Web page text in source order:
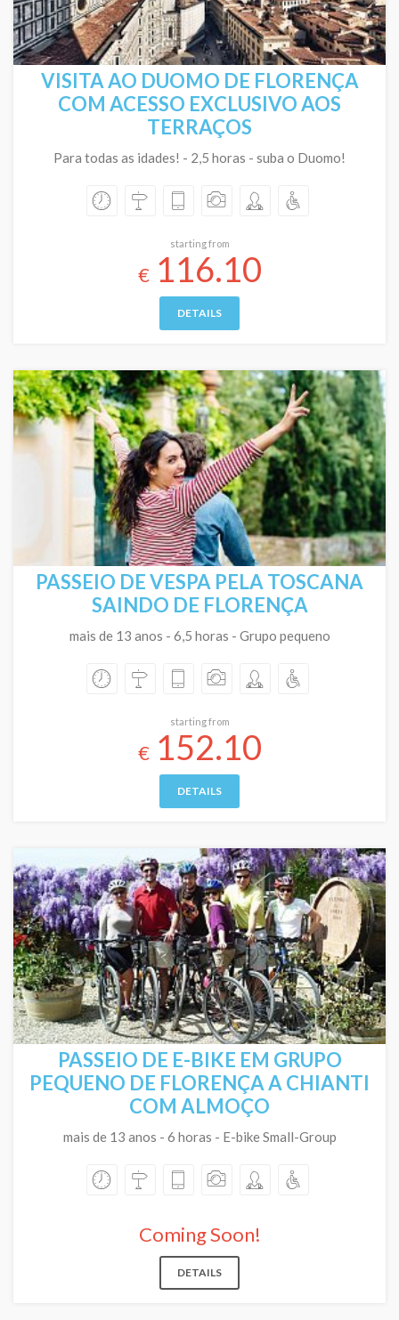
VISITA AO DUOMO DE FLORENÇA
COM ACESSO EXCLUSIVO AOS
TERRAÇOS
Para todas as idades! - 2,5 horas - suba o Duomo!
starting from
€116.10
DETAILS
PASSEIO DE VESPA PELA TOSCANA
SAINDO DE FLORENÇA
mais de 13 anos - 6,5 horas - Grupo pequeno
starting from
€152.10
DETAILS
PASSEIO DE E-BIKE EM GRUPO
PEQUENO DE FLORENÇA A CHIANTI
COM ALMOÇO
mais de 13 anos - 6 horas - E-bike Small-Group
Coming Soon!
DETAILS